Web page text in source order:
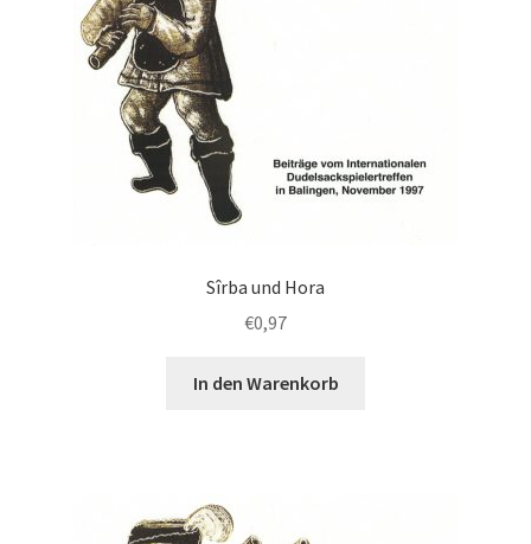
Sîrba und Hora
€0,97
In den Warenkorb